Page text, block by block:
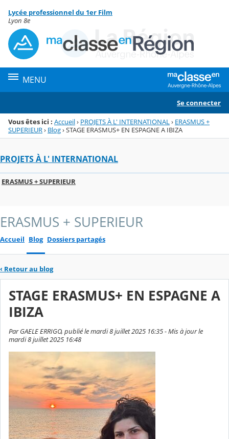
Menu de la rubrique
Contenu
Lycée professionnel du 1er Film
Lyon 8e
MENU
Se connecter
Vous êtes ici : Accueil› PROJETS À L' INTERNATIONAL › ERASMUS +
SUPERIEUR› Blog›STAGE ERASMUS+ EN ESPAGNE A IBIZA
PROJETS À L' INTERNATIONAL
ERASMUS + SUPERIEUR
ERASMUS + SUPERIEUR
Accueil Blog Dossiers partagés
‹ Retour au blog
STAGE ERASMUS+ EN ESPAGNE A
IBIZA
Par GAELE ERRIGO, publié le mardi 8 juillet 2025 16:35 - Mis à jour le
mardi 8 juillet 2025 16:48